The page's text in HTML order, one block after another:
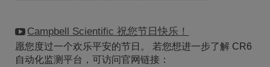
Campbell Scientific 祝您节日快乐！
愿您度过一个欢乐平安的节日。 若您想进一步了解 CR6
自动化监测平台，可访问官网链接：